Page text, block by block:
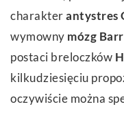
charakterantystres
wymowny mózg
postaci breloczków
kilkudziesięciu
oczywiście można